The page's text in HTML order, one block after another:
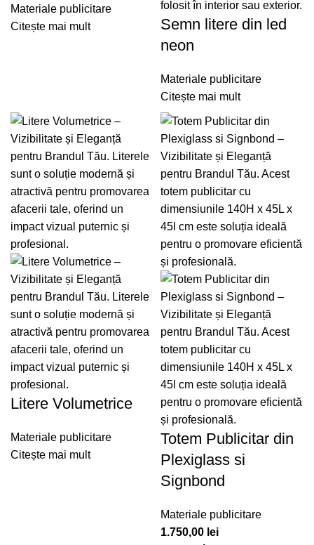
Materiale publicitare
Citește mai mult
Semn litere din led
neon
Materiale publicitare
Citește mai mult
Litere Volumetrice
Materiale publicitare
Citește mai mult
Totem Publicitar din
Plexiglass si
Signbond
Materiale publicitare
1.750,00 lei